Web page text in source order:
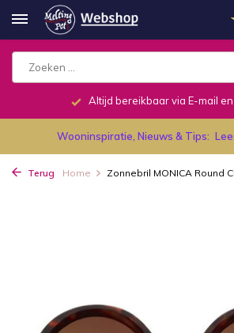
Altijd bereikbaar via E-mail
Wooninspiratie, Nieuws & Tips:
Terug Home Zonnebril MONICA Round